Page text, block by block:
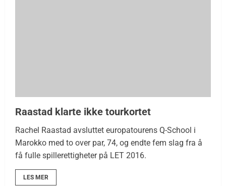
Raastad klarte ikke tourkortet
Rachel Raastad avsluttet europatourens Q-School i
Marokko med to over par, 74, og endte fem slag fra å
få fulle spillerettigheter på LET 2016.
LES MER